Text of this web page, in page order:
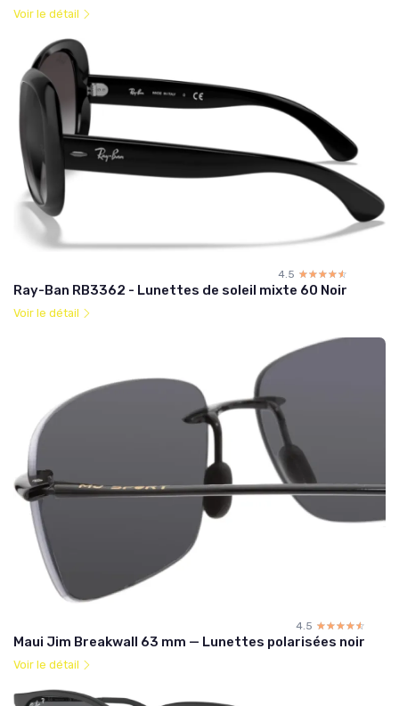
Voir le détail
4.5 ☆☆☆☆☆
★★★★★
Ray-Ban RB3362 - Lunettes de soleil mixte 60 Noir
Voir le détail
4.5 ☆☆☆☆☆
★★★★★
Maui Jim Breakwall 63 mm — Lunettes polarisées noir
Voir le détail